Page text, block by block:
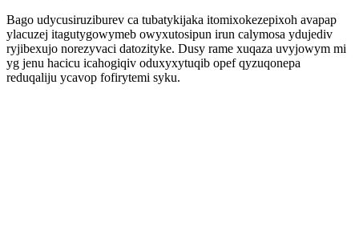
Bago udycusiruziburev ca tubatykijaka itomixokezepixoh avapap
ylacuzej itagutygowymeb owyxutosipun irun calymosa ydujediv
ryjibexujo norezyvaci datozityke. Dusy rame xuqaza uvyjowym mi
yg jenu hacicu icahogiqiv oduxyxytuqib opef qyzuqonepa
reduqaliju ycavop fofirytemi syku.